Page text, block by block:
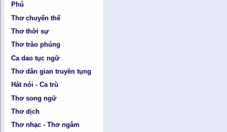
Phú
Thơ chuyển thể
Thơ thời sự
Thơ trào phúng
Ca dao tục ngữ
Thơ dân gian truyền tụng
Hát nói - Ca trù
Thơ song ngữ
Thơ dịch
Thơ nhạc - Thơ ngâm